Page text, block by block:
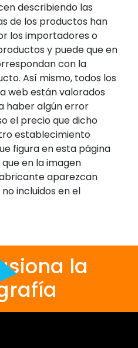
describiendo las
de los productos han
los importadores o
y puede que en
con la
Así mismo, todos los
web están valorados
haber algún error
el precio que dicho
establecimiento
figura en esta página
en la imagen
aparezcan
incluidos en el
la